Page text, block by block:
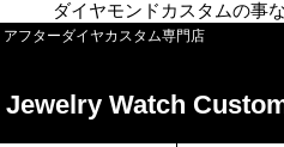
ダイヤモンドカスタムの事
アフターダイヤカスタム専門店
Jewelry Watch